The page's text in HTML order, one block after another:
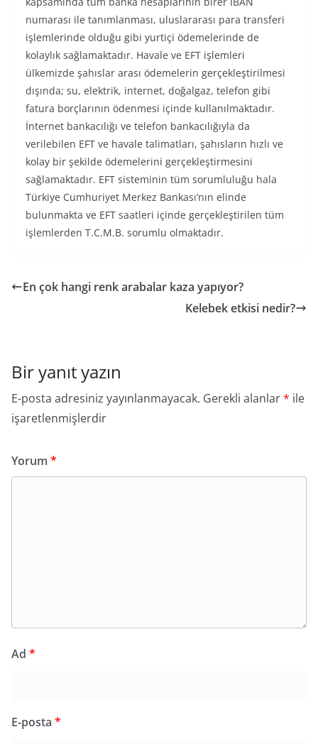
numarası ile tanımlanması, uluslararası para transferi
işlemlerinde olduğu gibi yurtiçi ödemelerinde de
kolaylık sağlamaktadır. Havale ve EFT işlemleri
ülkemizde şahıslar arası ödemelerin gerçekleştirilmesi
dışında; su, elektrik, internet, doğalgaz, telefon gibi
fatura borçlarının ödenmesi içinde kullanılmaktadır.
İnternet bankacılığı ve telefon bankacılığıyla da
verilebilen EFT ve havale talimatları, şahısların hızlı ve
kolay bir şekilde ödemelerini gerçekleştirmesini
sağlamaktadır. EFT sisteminin tüm sorumluluğu hala
Türkiye Cumhuriyet Merkez Bankası’nın elinde
bulunmakta ve EFT saatleri içinde gerçekleştirilen tüm
işlemlerden T.C.M.B. sorumlu olmaktadır.
En çok hangi renk arabalar kaza yapıyor?
Kelebek etkisi nedir?
Bir yanıt yazın
E-posta adresiniz yayınlanmayacak. Gerekli alanlar* ile
işaretlenmişlerdir
Yorum *
Ad *
E-posta *